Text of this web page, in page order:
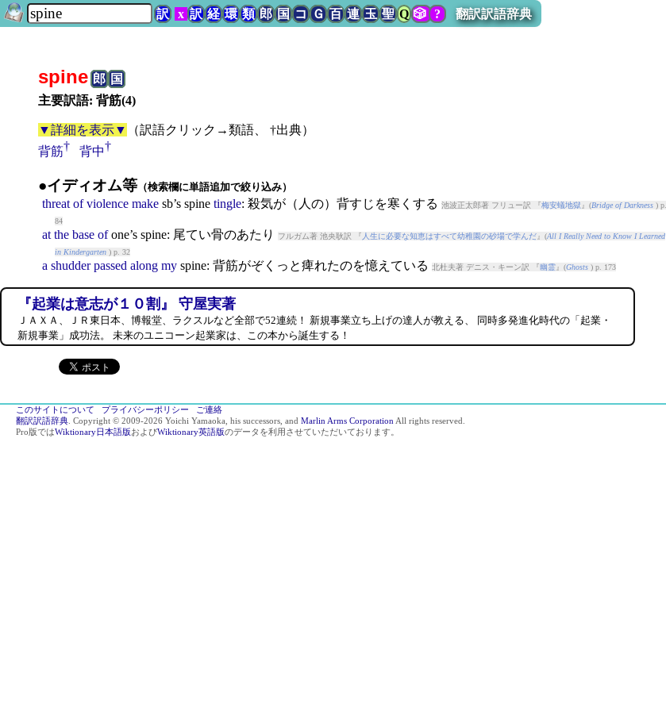
訳 x 訳 経 環 類 郎 国 コ Ｇ 百 連 玉 聖 Q 🎲? 翻訳訳語辞典
spine郎 国
主要訳語: 背筋(4)
▼詳細を表示▼ （訳語クリック→類語、 †出典）
背筋† 背中†
●イディオム等 （検索欄に単語追加で絞り込み）
threat of violence makesb’s spine tingle: 殺気が（人の）背すじを寒くする 池波正太郎著 フリュー訳 『梅安蟻地獄 』(Bridge of Darkness) p.
84
at the base ofone’s spine: 尾てい骨のあたり フルガム著 池央耿訳 『 人生に必要な知恵はすべて幼稚園の砂場で学んだ』(All I Really Need to Know I Learned
in Kindergarten) p. 32
a shudder passed along my spine: 背筋がぞくっと痺れたのを憶えている 北杜夫著 デニス・キーン訳 『幽霊』(Ghosts) p. 173
『起業は意志が１０割』 守屋実著
ＪＡＸＡ、ＪＲ東日本、博報堂、ラクスルなど全部で52連続！ 新規事業立ち上げの達人が教える、 同時多発進化時代の「起業・
新規事業」成功法。 未来のユニコーン起業家は、この本から誕生する！
このサイトについて プライバシーポリシー
ご連絡
翻訳訳語辞典 . Copyright © 2009-2026 Yoichi Yamaoka, his successors, and Marlin Arms Corporation All rights reserved.
Pro版ではWiktionary日本語版およびWiktionary英語版のデータを利用させていただいております。